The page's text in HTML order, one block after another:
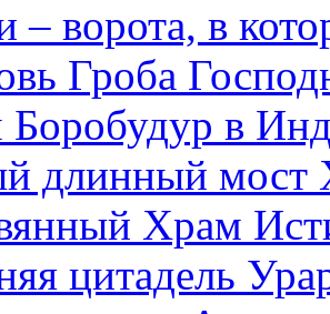
– ворота, в
Гроба
в
длинный мост
Храм
цитадель